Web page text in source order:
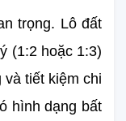
trọng. Lô đất
(1:2 hoặc 1:3)
tiết kiệm chi
hình dạng bất